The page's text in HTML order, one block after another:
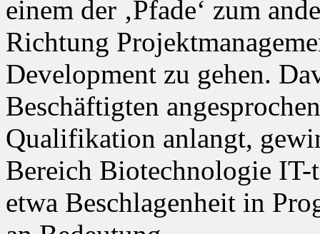
einem der ‚Pfade‘ zum
Richtung
Development zu gehen.
Beschäftigten
Qualifikation anlangt,
Bereich Biotechnologie IT-
etwa Beschlagenheit in